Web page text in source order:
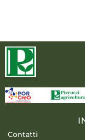
Contatti